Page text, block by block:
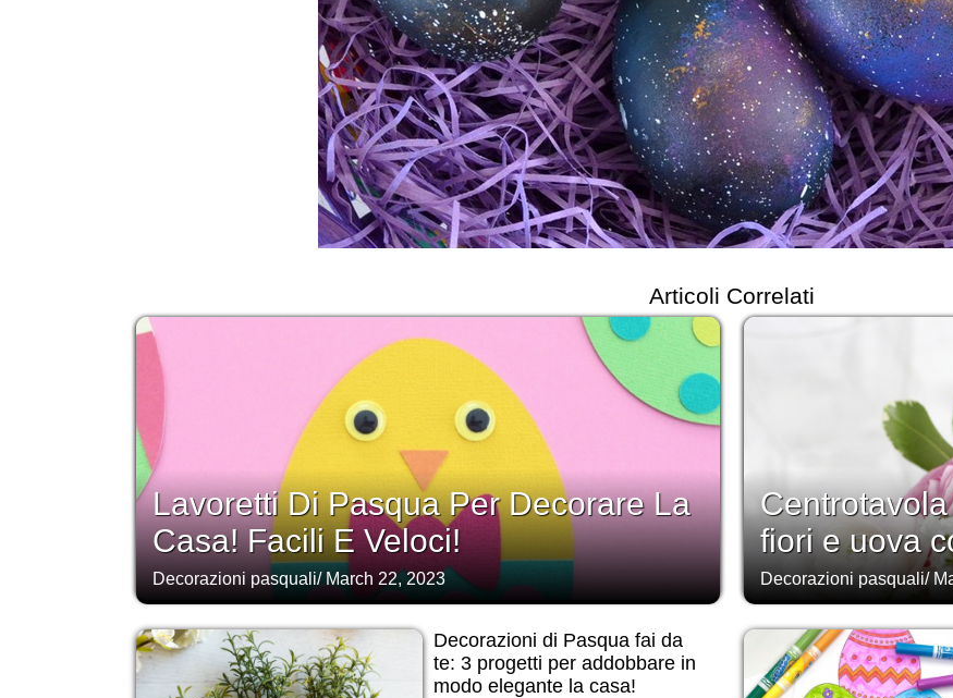
Articoli Correlati
Lavoretti Di Pasqua Per Decorare La
Casa! Facili E Veloci!
Decorazioni pasquali/ March 22, 2023
fiori e uova
Decorazioni pasquali/
Decorazioni di Pasqua fai da
te: 3 progetti per addobbare in
modo elegante la casa!